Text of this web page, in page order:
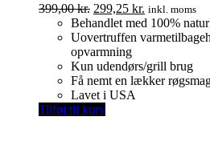
399,00kr. Den
oprindelige
pris
var:
399,00 kr..
299,25 kr. Den
aktuelle
pris
299,25 kr..
inkl. moms
Behandlet med 100%
Uovertruffen
opvarmning
Kun udendørs/grill brug
Få nemt en lækker
Lavet i USA
Tilføj til kurv